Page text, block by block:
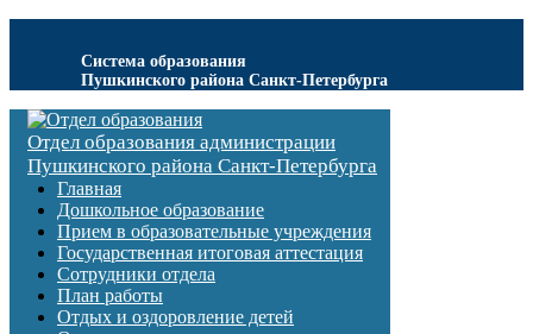
Система образования
Пушкинского района Санкт-Петербурга
Отдел образования администрации
Пушкинского района Санкт-Петербурга
Главная
Дошкольное образование
Прием в образовательные учреждения
Государственная итоговая аттестация
Сотрудники отдела
План работы
Отдых и оздоровление детей